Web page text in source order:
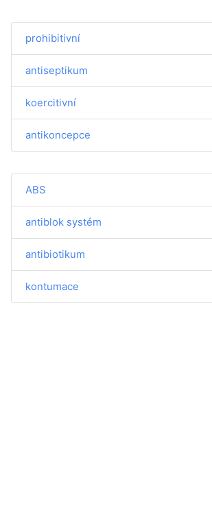
prohibitivní
antiseptikum
koercitivní
antikoncepce
ABS
antiblok systém
antibiotikum
kontumace